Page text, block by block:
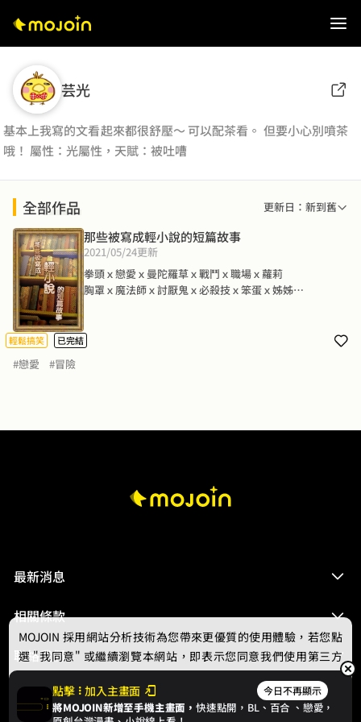
芸光
基本上我寫的文看起來都很舒壓～ 可以配茶看。 但要小心別噴茶
哦！ 屬性：光屬性，天賦：被吐嘈
全部作品 更新日：新到舊
那些被寫成輕小說的短篇故事
2021/05/24更新
拳頭ｘ戀愛ｘ曼陀羅草ｘ戰鬥ｘ職場ｘ蘿莉
胸罩ｘ魔法師ｘ討厭鬼ｘ必殺技ｘ笨蛋ｘ姊姊
閱讀這本故事就像吃七彩糖罐。
當你忍受不了狗屁倒灶的生活瑣事，推薦《活不下去，只
世界唷》
輕鬆搞笑 已完結
#戀愛 #冒險
最新消息
相關條款
聯絡我們
點擊 加入主畫面 今日不再顯示
將MOJOIN新增至手機主畫面，快速點開，BL、 百合 、戀愛，
MOJOIN 採用網站分析技術為您帶來更優質的使用體驗，若您點
選 "我同意" 或繼續瀏覽本網站，即表示您同意我們使用第三方
Cookie，欲瞭解更多資訊請見隱私權政策。
我同意